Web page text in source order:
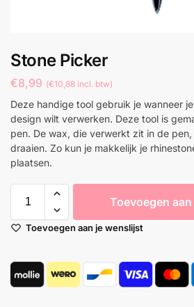
Stone Picker
€8,99 (€10,88 incl. btw)
Deze handige tool gebruik je wanneer
design wilt verwerken. Deze tool is
pen. De wax, die verwerkt zit in de
draaien. Zo kun je makkelijk je
plaatsen.
Toevoegen
Toevoegen aan je wenslijst